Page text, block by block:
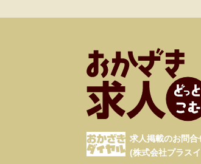
求人掲載のお問合
(株式会社プラス